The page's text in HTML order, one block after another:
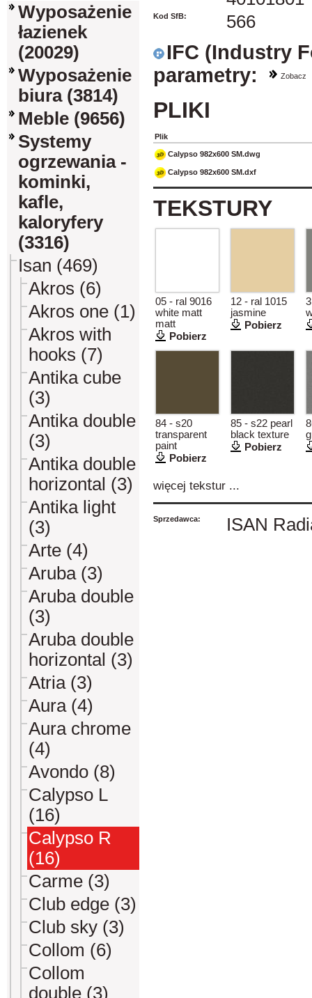
Wyposażenie
łazienek
(20029)
Wyposażenie
biura (3814)
Meble (9656)
Systemy
ogrzewania -
kominki,
kafle,
kaloryfery
(3316)
Isan (469)
Akros (6)
Akros one (1)
Akros with
hooks (7)
Antika cube
(3)
Antika double
(3)
Antika double
horizontal (3)
Antika light
(3)
Arte (4)
Aruba (3)
Aruba double
(3)
Aruba double
horizontal (3)
Atria (3)
Aura (4)
Aura chrome
(4)
Avondo (8)
Calypso L
(16)
Calypso R
(16)
Carme (3)
Club edge (3)
Club sky (3)
Collom (6)
Collom
double (3)
Kod SfB: 566
IFC (Industry
parametry:
Zobacz
PLIKI
Plik
Calypso 982x600 SM.dwg
Calypso 982x600 SM.dxf
TEKSTURY
05 - ral 9016
white matt
matt
Pobierz
12 - ral 1015
jasmine
Pobierz
84 - s20
transparent
paint
Pobierz
85 - s22 pearl
black texture
Pobierz
więcej tekstur ...
Sprzedawca: ISAN